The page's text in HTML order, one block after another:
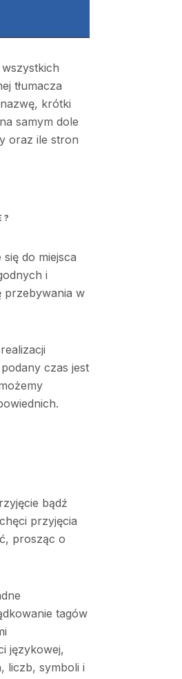
tłumacza
krótki
samym dole
oraz ile stron
do miejsca
i
przebywania w
czas jest
bądź
przyjęcia
prosząc o
tagów
językowej,
liczb, symboli i